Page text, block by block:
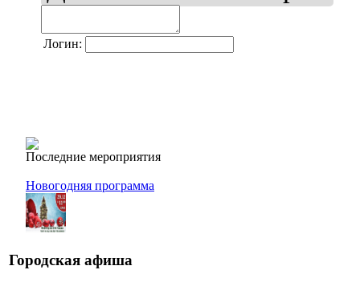
Логин:
Последние мероприятия
Новогодняя программа
Городская афиша